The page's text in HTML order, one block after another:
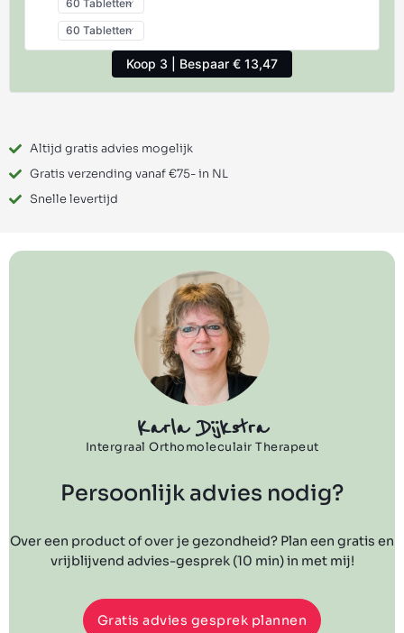
Koop 3 | Bespaar € 13,47
Altijd gratis advies mogelijk
Gratis verzending vanaf €75- in NL
Snelle levertijd
Karla Dijkstra
Intergraal Orthomoleculair Therapeut
Persoonlijk advies nodig?
Over een product of over je gezondheid? Plan een gratis en
vrijblijvend advies-gesprek (10 min) in met mij!
Gratis advies gesprek plannen